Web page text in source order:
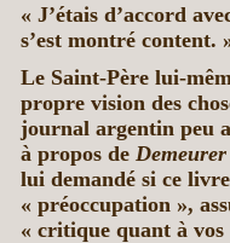
« J’étais d’accord
s’est montré content.
Le Saint-Père lui-
propre vision des
journal argentin peu
à propos de
lui demandé si ce
« préoccupation »,
« critique quant à vos